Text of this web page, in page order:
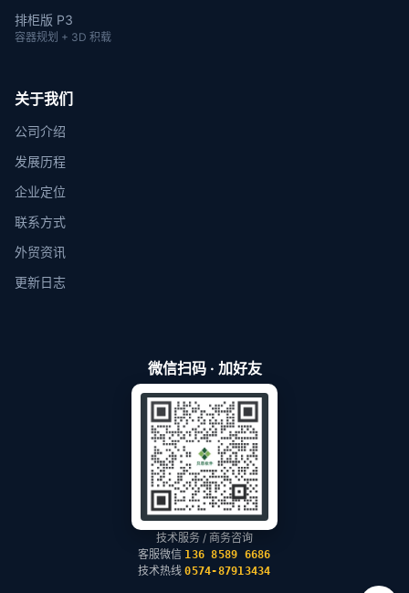
排柜版 P3
容器规划 + 3D 积载
关于我们
公司介绍
发展历程
企业定位
联系方式
外贸资讯
更新日志
微信扫码 · 加好友
技术服务 / 商务咨询
客服微信 136 8589 6686
技术热线0574-87913434